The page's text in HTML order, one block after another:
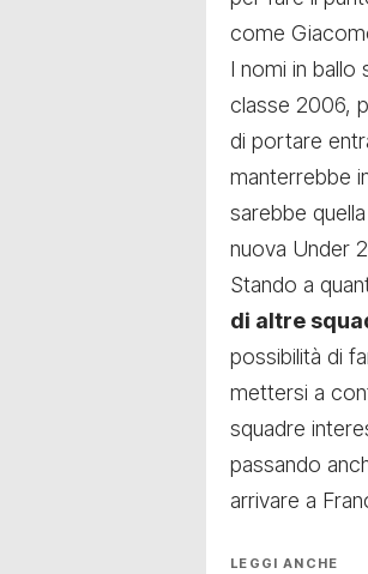
come
I nomi in ballo
classe 2006,
di portare
manterrebbe
sarebbe
nuova Under
Stando a
di altre
possibilità di
mettersi a
squadre
passando
arrivare a
LEGGI ANCHE